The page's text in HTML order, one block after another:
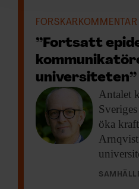
vidarebefordrar även sådana
annons- och analysföretag
Dessa kan i sin tur
information som du har
samlat in när du har använt
FORSKARKOMMENTAR
”Fortsatt
universiteten”
Antalet
öka